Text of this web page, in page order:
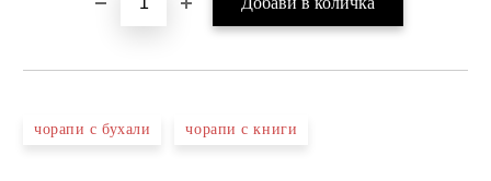
чорапи с бухали чорапи с книги